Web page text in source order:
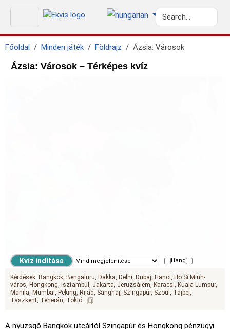
Főoldal Minden játék Földrajz Ázsia: Városok
Ázsia: Városok – Térképes kvíz
Hang
Kérdések: Bangkok Bengaluru Dakka Delhi Dubaj Hanoi
Ho Si Minh-
város
Hongkong Isztambul Jakarta Jeruzsálem Karacsi
Kuala Lumpur
Manila
Mumbai Peking Rijád Sanghaj Szingapúr Szöul
Tajpej
Taszkent Teherán Tokió
A nyüzsgő Bangkok utcáitól Szingapúr és Hongkong pénzügyi